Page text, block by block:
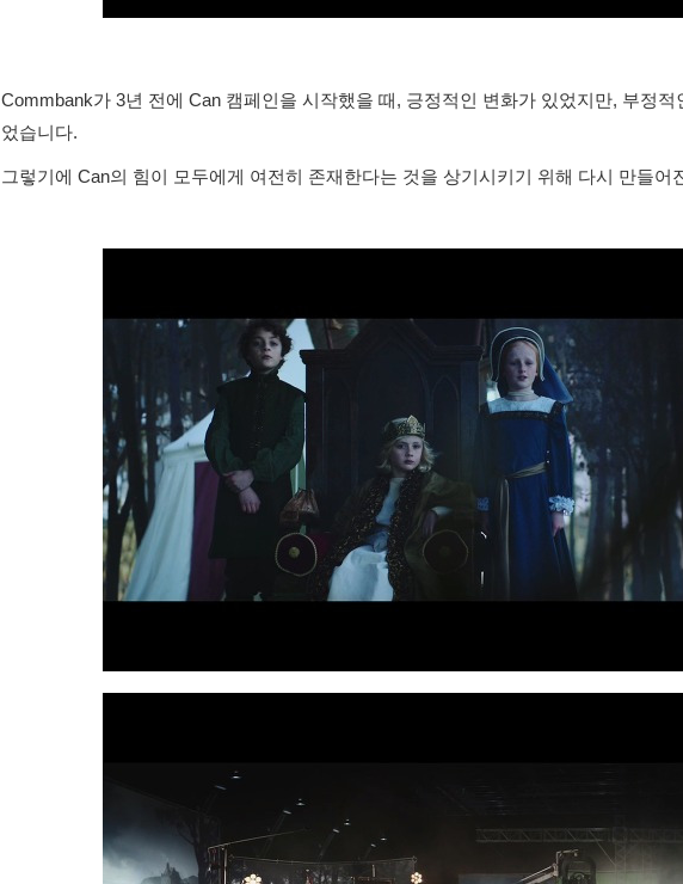
Commbank가 3년 전에 Can 캠페인을 시작했을 때, 긍정적인 변화가 있었지만, 부정
었습니다.
그렇기에 Can의 힘이 모두에게 여전히 존재한다는 것을 상기시키기 위해 다시 만들어